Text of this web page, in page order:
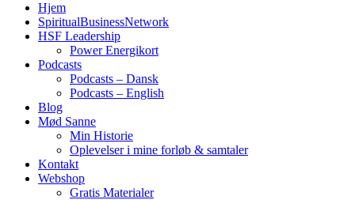
Hjem
SpiritualBusinessNetwork
HSF Leadership
Power Energikort
Podcasts
Podcasts – Dansk
Podcasts – English
Blog
Mød Sanne
Min Historie
Oplevelser i mine forløb & samtaler
Kontakt
Webshop
Gratis Materialer